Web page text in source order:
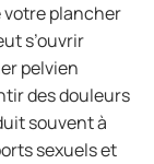
votre plancher
s’ouvrir
pelvien
des douleurs
souvent à
sexuels et